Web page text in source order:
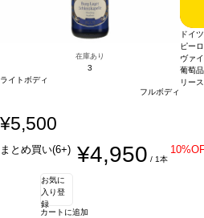
在庫あり
3
ライトボディ
フルボディ
ドイ
ピー
ヴァ
葡萄
リー
¥5,500
まとめ買い(6+) ¥4,950 / 1本
お気に
入り登
録
カートに追加